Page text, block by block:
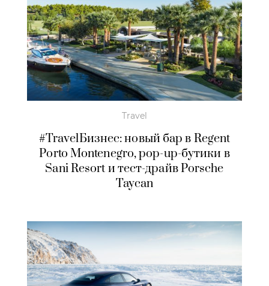
Travel
#TravelБизнес: новый бар в Regent
Porto Montenegro, pop-up-бутики в
Sani Resort и тест-драйв Porsche
Taycan